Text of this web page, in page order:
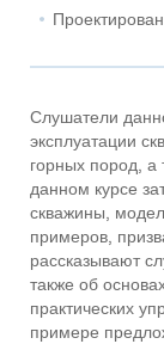
Слушатели
эксплуатации
горных пород, а
данном курсе
скважины,
примеров,
рассказывают
также об
практических
примере